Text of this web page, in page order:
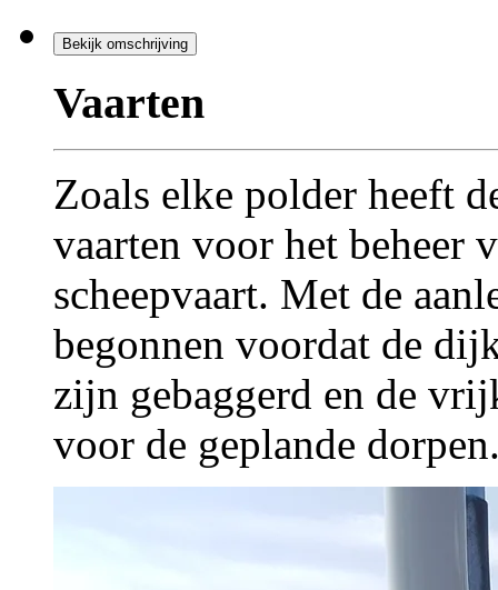
Bekijk omschrijving
Vaarten
Zoals elke polder heeft
vaarten voor het beheer
scheepvaart. Met de
begonnen voordat de
zijn gebaggerd en de
voor de geplande